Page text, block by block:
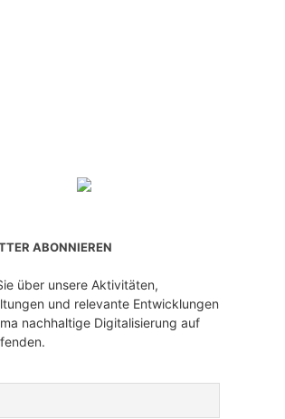
ABONNIEREN
über unsere Aktivitäten,
und relevante Entwicklungen
nachhaltige Digitalisierung auf